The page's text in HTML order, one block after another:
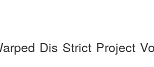
Dis Strict Project